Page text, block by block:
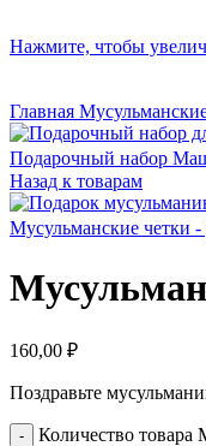
Нажмите, чтобы
Главная
Подарочный набор
Назад к товарам
Мусульманские четки
160,00 ₽
Поздравьте
Количество